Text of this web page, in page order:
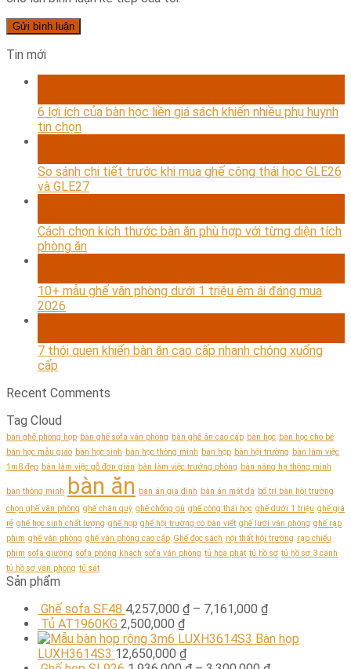
Tin mới
6 lợi ích của bàn học liền giá sách khiến nhiều phụ huynh
tin chọn
So sánh chi tiết trước khi mua ghế công thái học GLE26
và GLE27
Cách chọn kích thước bàn ăn phù hợp với từng diện tích
phòng ăn
10+ mẫu ghế văn phòng dưới 1 triệu êm ái đáng mua
2026
7 thói quen khiến bàn ăn cao cấp nhanh chóng xuống
cấp
Recent Comments
Tag Cloud
bàn ghế phòng họp bàn ghế sofa văn phòng bàn ghế ăn cao cấp bàn học bàn học cho bé
bàn học mẫu giáo bàn học sinh bàn học thông minh bàn họp bàn hội trường bàn làm việc
1m8 đẹp bàn làm việc gỗ đơn giản bàn làm việc trưởng phòng bàn nâng hạ thông minh
bàn thông minh bàn ăn bàn ăn gia đình bàn ăn mặt đá bố trí bàn hội trường
chọn ghế văn phòng ghế chân quỳ ghế chống gù ghế công thái học ghế dưới 1 triệu ghế giá
rẻ ghế học sinh chất lượng ghế họp ghế hội trường có bàn viết ghế lưới văn phòng ghế rạp
phim ghế văn phòng ghế văn phòng cao cấp Ghế đọc sách nội thất hội trường rạp chiếu
phim sofa giường sofa phòng khách sofa văn phòng tủ hòa phát tủ hồ sơ tủ hồ sơ 3 cánh
tủ hồ sơ văn phòng tủ sắt
Sản phẩm
Ghế sofa SF48 4,257,000 ₫ – 7,161,000 ₫
Tủ AT1960KG 2,500,000 ₫
Bàn họp
LUXH3614S3 12,650,000 ₫